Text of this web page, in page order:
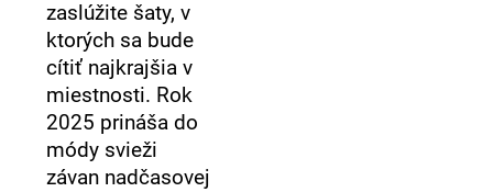
zaslúžite šaty, v
ktorých sa bude
cítiť najkrajšia v
miestnosti. Rok
2025 prináša do
módy svieži
závan nadčasovej